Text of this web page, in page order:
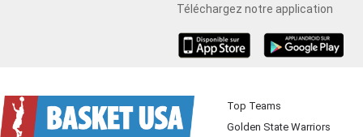
Téléchargez notre application
Top Teams
Golden State Warriors